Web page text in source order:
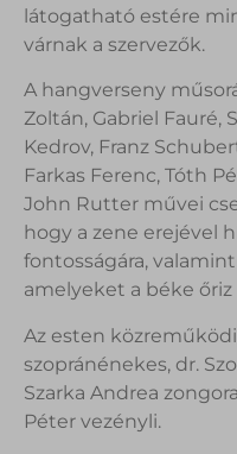
látogatható estére
várnak a szervezők.
A hangverseny
Zoltán, Gabriel Fauré,
Kedrov, Franz
Farkas Ferenc, Tóth
John Rutter művei
hogy a zene erejével
fontosságára,
amelyeket a béke
Az esten
szopránénekes, dr.
Szarka Andrea
Péter vezényli.